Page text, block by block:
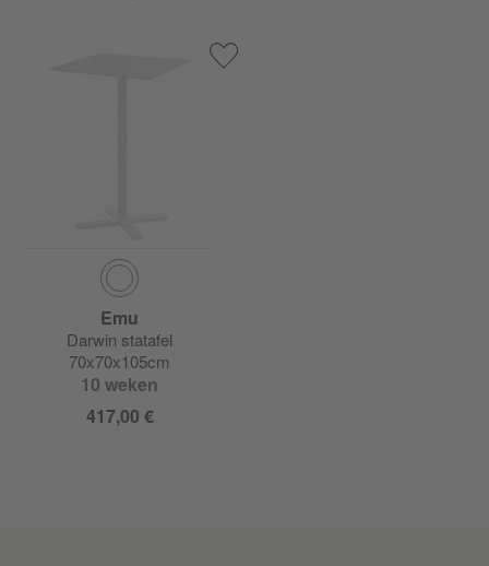
Emu
Darwin statafel
70x70x105cm
10 weken
417,00 €